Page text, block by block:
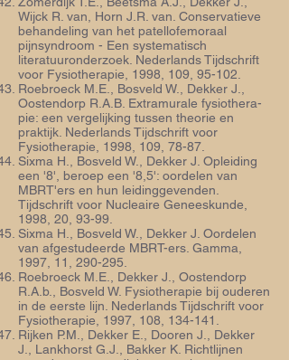
Wijck R. van, Horn J.R. van. Conservatieve
behandeling van het patellofemoraal
pijnsyndroom - Een systematisch
literatuuronderzoek. Nederlands Tijdschrift
voor Fysiotherapie, 1998, 109, 95-102.
Roebroeck M.E., Bosveld W., Dekker J.,
Oostendorp R.A.B. Extramurale fysiothera­
pie: een vergelijking tussen theorie en
praktijk. Nederlands Tijdschrift voor
Fysiotherapie, 1998, 109, 78-87.
Sixma H., Bosveld W., Dekker J. Opleiding
een '8', beroep een '8,5': oordelen van
MBRT'ers en hun leidinggevenden.
Tijdschrift voor Nucleaire Geneeskunde,
1998, 20, 93-99.
Sixma H., Bosveld W., Dekker J. Oordelen
van afgestudeerde MBRT-ers. Gamma,
1997, 11, 290-295.
Roebroeck M.E., Dekker J., Oostendorp
R.A.b., Bosveld W. Fysiotherapie bij ouderen
in de eerste lijn. Nederlands Tijdschrift voor
Fysiotherapie, 1997, 108, 134-141.
Rijken P.M., Dekker E., Dooren J., Dekker
J., Lankhorst G.J., Bakker K. Richtlijnen